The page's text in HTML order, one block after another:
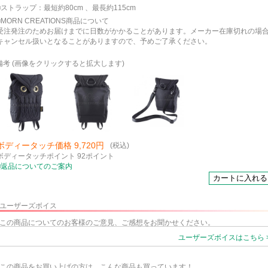
トラップ：最短約80cm 、最長約115cm
CREATIONS商品について
注発注のためお届けまでに日数がかかることがあります。メーカー在庫切れの場
ャンセル扱いとなることがありますので、予めご了承ください。
考 (画像をクリックすると拡大します)
ディータッチ価格 9,720円
(税込)
ディータッチポイント 92ポイント
品についてのご案内
ーザーズボイス
この商品についてのお客様のご意見、ご感想をお聞かせください。
ユーザーズボイスはこちら